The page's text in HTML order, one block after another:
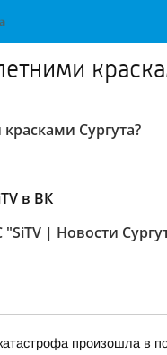
Сургута?
в ВК
| Новости
произошла в